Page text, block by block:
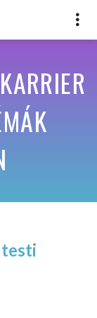
testi